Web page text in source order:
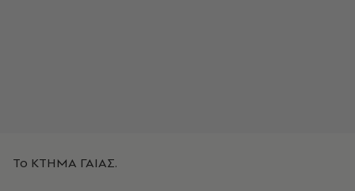
Το ΚΤΗΜΑ ΓΑΙΑΣ.